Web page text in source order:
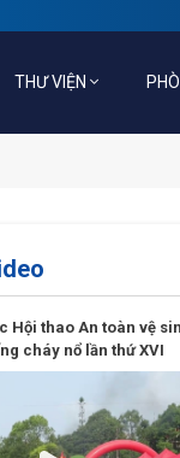
THƯ VIỆN
Hội thao An toàn vệ
cháy nổ lần thứ XVI